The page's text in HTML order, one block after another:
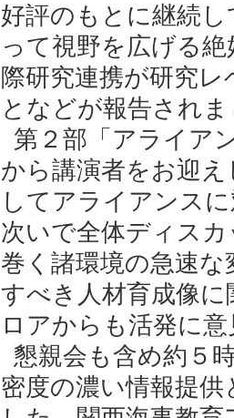
好評のもとに継続
って視野を広げる
際研究連携が研究
となどが報告され
第２部「アライア
から講演者をお迎
してアライアンス
次いで全体ディス
巻く諸環境の急速
すべき人材育成像
ロアからも活発に
懇親会も含め約５
密度の濃い情報提